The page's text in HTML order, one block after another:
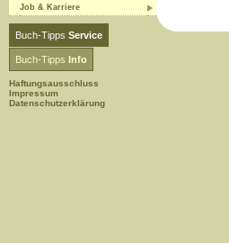
Job & Karriere
Buch-Tipps Service
Buch-Tipps Info
Haftungsausschluss
Impressum
Datenschutzerklärung